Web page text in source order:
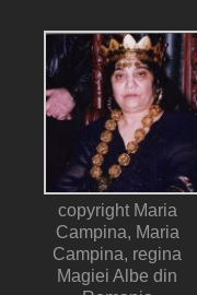
copyright Maria
Campina, Maria
Campina, regina
Magiei Albe din